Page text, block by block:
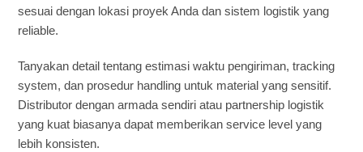
sesuai dengan lokasi proyek Anda dan sistem logistik yang
reliable.
Tanyakan detail tentang estimasi waktu pengiriman, tracking
system, dan prosedur handling untuk material yang sensitif.
Distributor dengan armada sendiri atau partnership logistik
yang kuat biasanya dapat memberikan service level yang
lebih konsisten.